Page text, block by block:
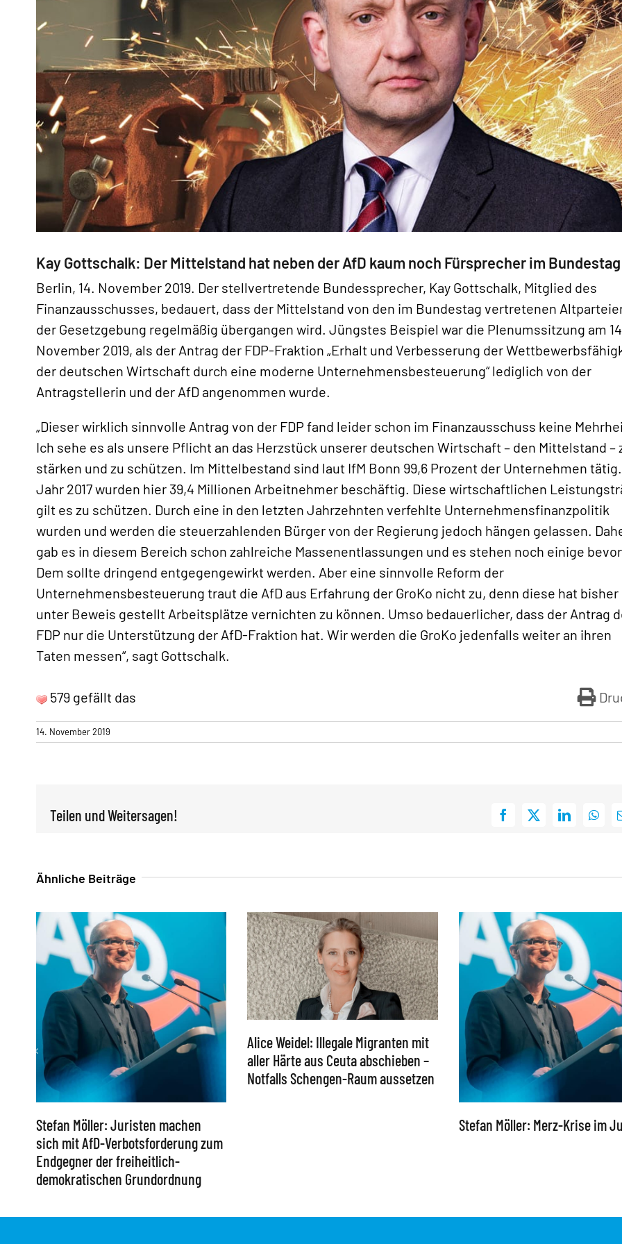
«
Kay Gottschalk: Der Mittelstand hat neben der AfD kaum noch Fürsprecher im Bundestag
Berlin, 14. November 2019. Der stellvertretende Bundessprecher, Kay Gottschalk, Mitglied des
Finanzausschusses, bedauert, dass der Mittelstand von den im Bundestag vertretenen
der Gesetzgebung regelmäßig übergangen wird. Jüngstes Beispiel war die Plenumssitzung am
November 2019, als der Antrag der FDP-Fraktion „Erhalt und Verbesserung der
der deutschen Wirtschaft durch eine moderne Unternehmensbesteuerung“ lediglich von der
Antragstellerin und der AfD angenommen wurde.
„Dieser wirklich sinnvolle Antrag von der FDP fand leider schon im Finanzausschuss keine
Ich sehe es als unsere Pflicht an das Herzstück unserer deutschen Wirtschaft – den Mittelstand –
stärken und zu schützen. Im Mittelbestand sind laut IfM Bonn 99,6 Prozent der Unternehmen
Jahr 2017 wurden hier 39,4 Millionen Arbeitnehmer beschäftig. Diese wirtschaftlichen
gilt es zu schützen. Durch eine in den letzten Jahrzehnten verfehlte Unternehmensfinanzpolitik
wurden und werden die steuerzahlenden Bürger von der Regierung jedoch hängen gelassen.
gab es in diesem Bereich schon zahlreiche Massenentlassungen und es stehen noch einige
Dem sollte dringend entgegengewirkt werden. Aber eine sinnvolle Reform der
Unternehmensbesteuerung traut die AfD aus Erfahrung der GroKo nicht zu, denn diese hat bisher
unter Beweis gestellt Arbeitsplätze vernichten zu können. Umso bedauerlicher, dass der Antrag
FDP nur die Unterstützung der AfD-Fraktion hat. Wir werden die GroKo jedenfalls weiter an ihren
Taten messen“, sagt Gottschalk.
579 gefällt das
14. November 2019
Teilen und Weitersagen! Facebook
X LinkedIn
Ähnliche Beiträge
Stefan Möller: Juristen machen
sich mit AfD-Verbotsforderung zum
Endgegner der freiheitlich-
demokratischen Grundordnung
Alice Weidel: Illegale Migranten mit
aller Härte aus Ceuta abschieben –
Notfalls Schengen-Raum aussetzen
Stefan Möller: Merz-Krise im